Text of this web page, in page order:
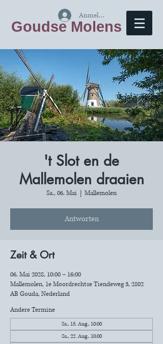
Goudse Molens
Anmelden
't Slot en de
Mallemolen draaien
Sa., 06. Mai Mallemolen
Antworten
Zeit & Ort
06. Mai 2028, 10:00 – 16:00
Mallemolen, 1e Moordrechtse Tiendeweg 3, 2802
AB Gouda, Nederland
Andere Termine
Sa., 15. Aug., 10:00
Sa., 22. Aug., 10:00